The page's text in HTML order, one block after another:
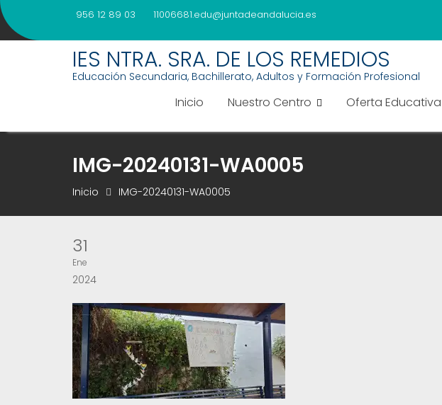
Saltar
al
contenido
956 12 89 03 11006681.edu@juntadeandalucia.es
IES NTRA. SRA. DE LOS REMEDIOS
Educación Secundaria, Bachillerato, Adultos y Formación Profesional
Inicio Nuestro Centro Oferta Educativa
IMG-20240131-WA0005
Inicio IMG-20240131-WA0005
31
Ene
2024